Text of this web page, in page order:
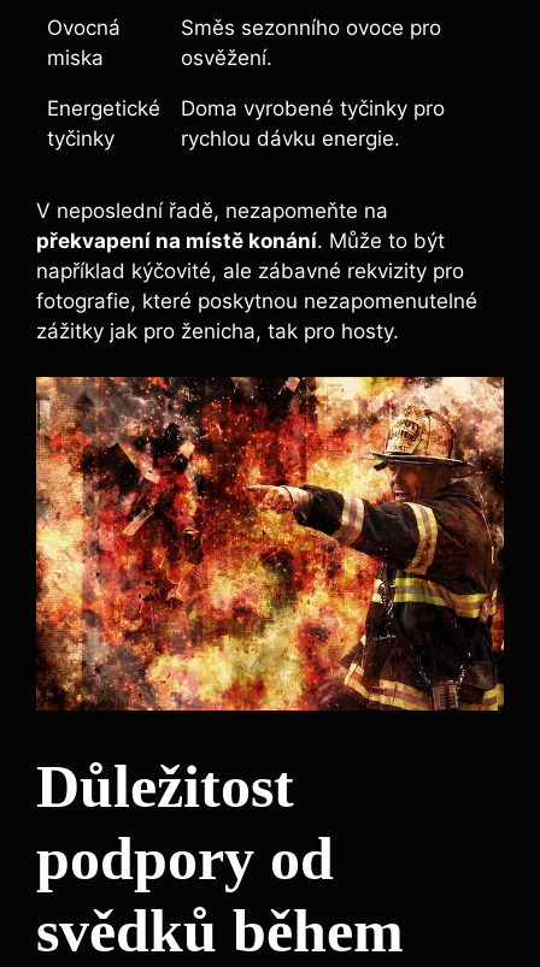
Ovocná
miska
Směs sezonního ovoce pro
osvěžení.
Energetické
tyčinky
Doma vyrobené tyčinky pro
rychlou dávku energie.
V neposlední řadě, nezapomeňte na
překvapení na místě konání. Může to být
například kýčovité, ale zábavné rekvizity pro
fotografie, které poskytnou nezapomenutelné
zážitky jak pro ženicha, tak pro hosty.
Důležitost
podpory od
svědků během